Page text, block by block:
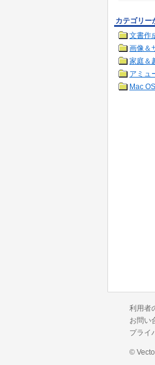
カテゴリー
文書作
画像＆
家庭＆
アミュ
Mac
利用者
お問い
プライ
©